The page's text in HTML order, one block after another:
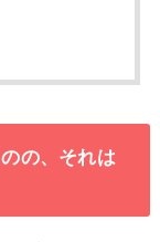
の、それは